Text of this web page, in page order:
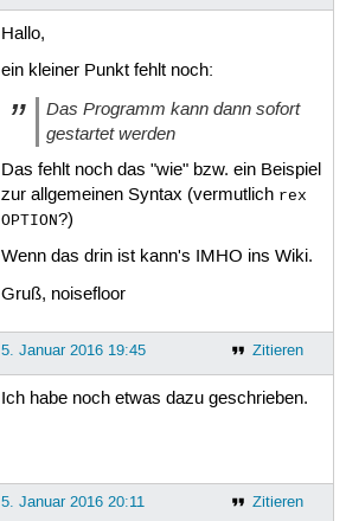
Hallo,
ein kleiner Punkt fehlt noch:
Das Programm kann dann sofort
gestartet werden
Das fehlt noch das "wie" bzw. ein Beispiel
zur allgemeinen Syntax (vermutlich rex
OPTION?)
Wenn das drin ist kann's IMHO ins Wiki.
Gruß, noisefloor
Zitieren
5. Januar 2016 19:45
Ich habe noch etwas dazu geschrieben.
Zitieren
5. Januar 2016 20:11